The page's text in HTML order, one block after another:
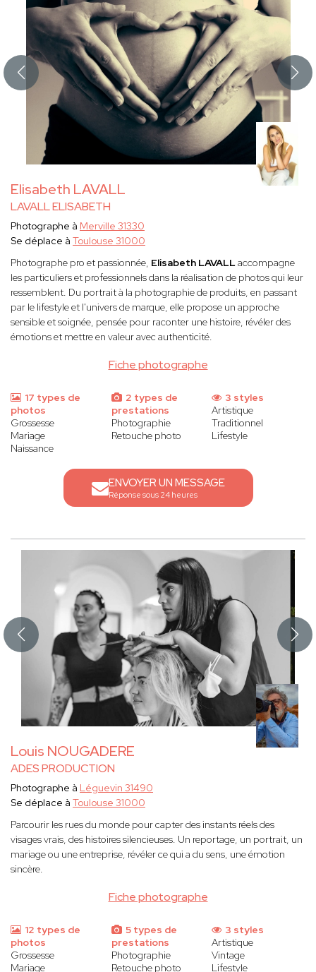
Elisabeth LAVALL
LAVALL ELISABETH
Fiche photographe
Photographe à Merville 31330
Se déplace à Toulouse 31000
Photographe pro et passionnée, Elisabeth LAVALLaccompagne
les particuliers et professionnels dans la réalisation de photos qui leur
ressemblent. Du portrait à la photographie de produits, en passant
par le lifestyle et l'univers de marque, elle propose un approche
sensible et soignée, pensée pour raconter une histoire, révéler des
émotions et mettre en valeur avec authenticité.
17 types de
photos
Grossesse
Mariage
Naissance
2 types de
prestations
Photographie
Retouche photo
3 styles
Artistique
Traditionnel
Lifestyle
ENVOYER UN MESSAGE
Réponse sous 24 heures
Louis NOUGADERE
ADES PRODUCTION
Fiche photographe
Photographe à Léguevin 31490
Se déplace à Toulouse 31000
Parcourir les rues du monde pour capter des instants réels des
visages vrais, des histoires silencieuses. Un reportage, un portrait, un
mariage ou une entreprise, révéler ce qui a du sens, une émotion
sincère.
12 types de
photos
Grossesse
Mariage
5 types de
prestations
Photographie
Retouche photo
3 styles
Artistique
Vintage
Lifestyle